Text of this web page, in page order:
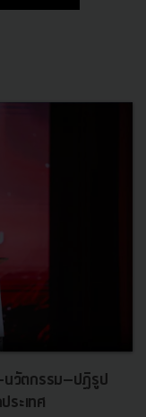
นวัตกรรม–ปฏิรูป
ระเทศ